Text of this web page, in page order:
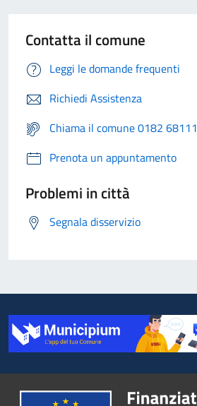
Contatta il comune
Leggi le domande frequenti
Richiedi Assistenza
Chiama il comune 0182 68111
Prenota un appuntamento
Problemi in città
Segnala disservizio